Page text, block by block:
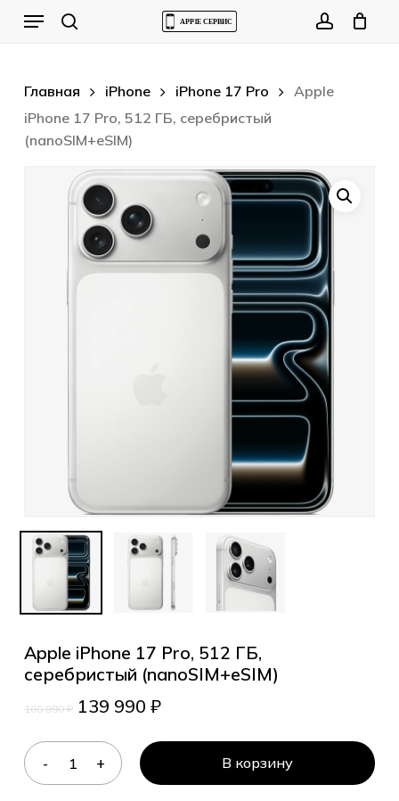
Menu
Главная iPhone iPhone 17 Pro
Apple
iPhone 17 Pro, 512 ГБ, серебристый
(nanoSIM+eSIM)
Apple iPhone 17 Pro, 512 ГБ,
серебристый (nanoSIM+eSIM)
160 990₽ 139 990 ₽
В корзину